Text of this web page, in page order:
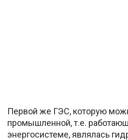
Первой же ГЭС, которую
промышленной, т.е.
энергосистеме, являлась